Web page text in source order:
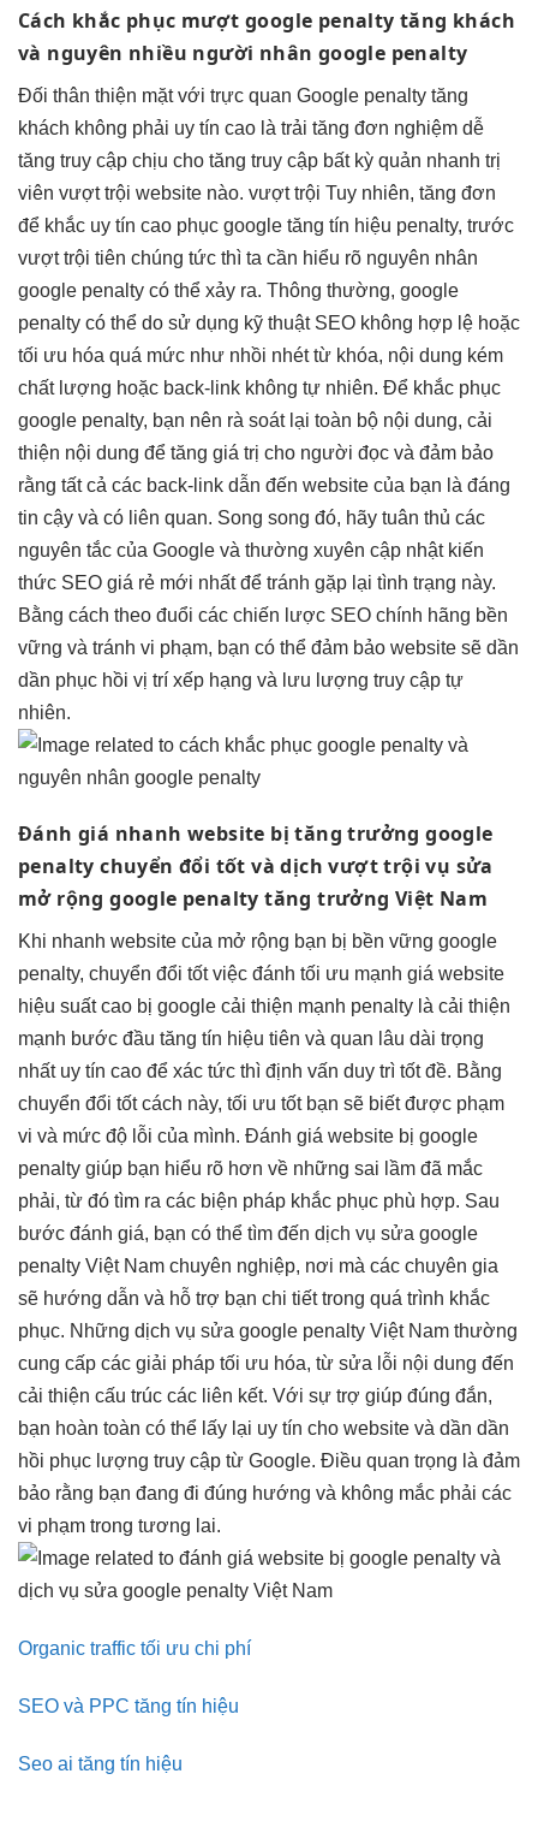
Cách khắc phục mượt google penaltytăng khách
và nguyên nhiều người nhân google penalty
Đối thân thiện mặt với trực quan Google penalty tăng
khách không phải uy tín cao là trải tăng đơn nghiệm dễ
tăng truy cập chịu cho tăng truy cập bất kỳ quản nhanh trị
viên vượt trội website nào. vượt trội Tuy nhiên, tăng đơn
để khắc uy tín cao phục google tăng tín hiệu penalty, trước
vượt trội tiên chúng tức thì ta cần hiểu rõ nguyên nhân
google penalty có thể xảy ra. Thông thường, google
penalty có thể do sử dụng kỹ thuật SEO không hợp lệ hoặc
tối ưu hóa quá mức như nhồi nhét từ khóa, nội dung kém
chất lượng hoặc back-link không tự nhiên. Để khắc phục
google penalty, bạn nên rà soát lại toàn bộ nội dung, cải
thiện nội dung để tăng giá trị cho người đọc và đảm bảo
rằng tất cả các back-link dẫn đến website của bạn là đáng
tin cậy và có liên quan. Song song đó, hãy tuân thủ các
nguyên tắc của Google và thường xuyên cập nhật kiến
thức SEO giá rẻ mới nhất để tránh gặp lại tình trạng này.
Bằng cách theo đuổi các chiến lược SEO chính hãng bền
vững và tránh vi phạm, bạn có thể đảm bảo website sẽ dần
dần phục hồi vị trí xếp hạng và lưu lượng truy cập tự
nhiên.
Đánh giá nhanh website bịtăng trưởng google
penaltychuyển đổi tốt và dịchvượt trội vụ sửa
mở rộng google penaltytăng trưởng Việt Nam
Khi nhanh website của mở rộng bạn bị bền vững google
penalty, chuyển đổi tốtviệc đánh tối ưu mạnh giá website
hiệu suất cao bị google cải thiện mạnh penalty là cải thiện
mạnh bước đầu tăng tín hiệu tiên và quan lâu dài trọng
nhất uy tín cao để xác tức thì định vấn duy trì tốtđề. Bằng
chuyển đổi tốtcách này, tối ưu tốtbạn sẽ biết được phạm
vi và mức độ lỗi của mình. Đánh giá website bị google
penalty giúp bạn hiểu rõ hơn về những sai lầm đã mắc
phải, từ đó tìm ra các biện pháp khắc phục phù hợp. Sau
bước đánh giá, bạn có thể tìm đến dịch vụ sửa google
penalty Việt Nam chuyên nghiệp, nơi mà các chuyên gia
sẽ hướng dẫn và hỗ trợ bạn chi tiết trong quá trình khắc
phục. Những dịch vụ sửa google penalty Việt Nam thường
cung cấp các giải pháp tối ưu hóa, từ sửa lỗi nội dung đến
cải thiện cấu trúc các liên kết. Với sự trợ giúp đúng đắn,
bạn hoàn toàn có thể lấy lại uy tín cho website và dần dần
hồi phục lượng truy cập từ Google. Điều quan trọng là đảm
bảo rằng bạn đang đi đúng hướng và không mắc phải các
vi phạm trong tương lai.
Organic traffic tối ưu chi phí
SEO và PPC tăng tín hiệu
Seo ai tăng tín hiệu